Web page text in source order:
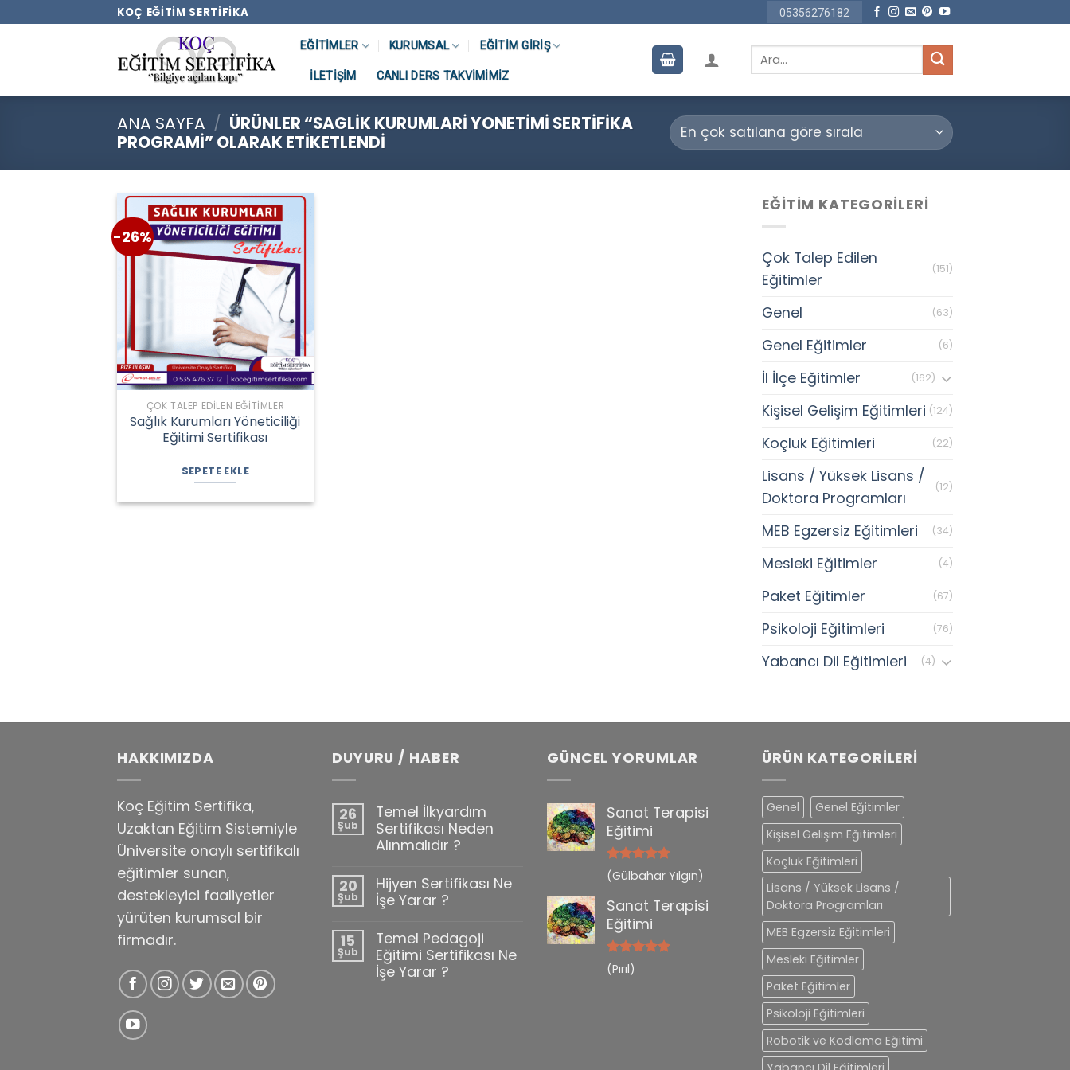
KOÇ EĞITIM SERTIFIKA 05356276182
EĞITIMLER KURUMSAL EĞITIM GIRIŞ
İLETIŞIM CANLI DERS TAKVIMIMIZ
Ara:
ANA SAYFA / ÜRÜNLER “SAGLIK KURUMLARI YONETIMI SERTIFIKA
PROGRAMI” OLARAK ETIKETLENDI
-26%
ÇOK TALEP EDILEN EĞITIMLER
Sağlık Kurumları Yöneticiliği
Eğitimi Sertifikası
fiyat:
1.550,00 ₺.
andaki
fiyat:
1.150,00 ₺.
SEPETE EKLE
EĞITIM KATEGORILERI
Çok Talep Edilen
Eğitimler
(151)
Genel (63)
Genel Eğitimler (6)
İl İlçe Eğitimler (162)
Kişisel Gelişim Eğitimleri (124)
Koçluk Eğitimleri (22)
Lisans / Yüksek Lisans /
Doktora Programları
(12)
MEB Egzersiz Eğitimleri (34)
Mesleki Eğitimler (4)
Paket Eğitimler (67)
Psikoloji Eğitimleri (76)
Yabancı Dil Eğitimleri (4)
HAKKIMIZDA
Koç Eğitim Sertifika,
Uzaktan Eğitim Sistemiyle
Üniversite onaylı sertifikalı
eğitimler sunan,
destekleyici faaliyetler
yürüten kurumsal bir
firmadır.
DUYURU / HABER
26
Şub
Temel İlkyardım
Sertifikası Neden
Alınmalıdır ?
20
Şub
Hijyen Sertifikası Ne
İşe Yarar ?
15
Şub
Temel Pedagoji
Eğitimi Sertifikası Ne
İşe Yarar ?
GÜNCEL YORUMLAR
Sanat Terapisi
Eğitimi
5 üzerinden
5
(Gülbahar Yılgın)
Sanat Terapisi
Eğitimi
5 üzerinden
5
oy aldı
(Pırıl)
ÜRÜN KATEGORILERI
Genel
Genel Eğitimler
Kişisel Gelişim Eğitimleri
Koçluk Eğitimleri
Lisans / Yüksek Lisans /
Doktora Programları
MEB Egzersiz Eğitimleri
Mesleki Eğitimler
Paket Eğitimler
Psikoloji Eğitimleri
Robotik ve Kodlama Eğitimi